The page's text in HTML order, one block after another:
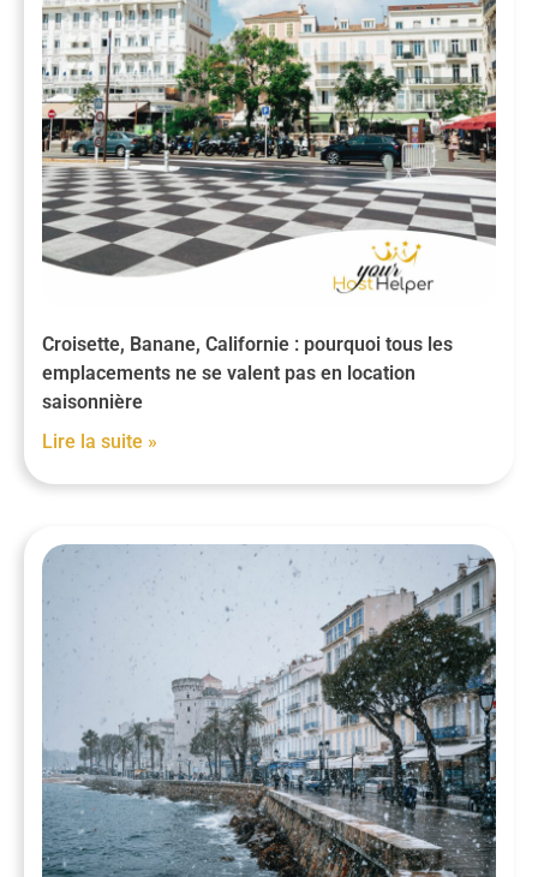
Croisette, Banane, Californie : pourquoi tous les
emplacements ne se valent pas en location
saisonnière
Lire la suite »